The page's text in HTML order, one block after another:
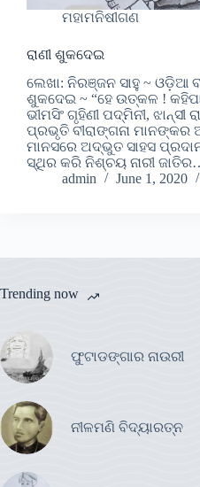
ମହାମନିଷୀଗଣ
ରାଣୀ ଶୁକଦେଇ
ଲେଖା: ନିରଞ୍ଜନ ସାହୁ ~ ଓଡ଼ିଆ
ଶୁକଦେଇ ~ “ହେ ଉତ୍କଳ ! କହିପାରୁ
ଭୀମସିଂ ଗୃହିଣୀ ପଦ୍ମିନୀ, ଝାନ୍ସୀ
ପ୍ରଭୃତି ବୀରାଙ୍ଗନା
ମାନସରେ ଅଦ୍ଭୁତ ସାହସ
ସ୍ଥିର କରି ନିଶ୍ଚୟ ନାରୀ
admin
June 1, 2020
Trending now
ଫୁଟାଡଙ୍ଗାର ନାଉରୀ
ନୀଳମଣି ବିଦ୍ୟାରତ୍ନ